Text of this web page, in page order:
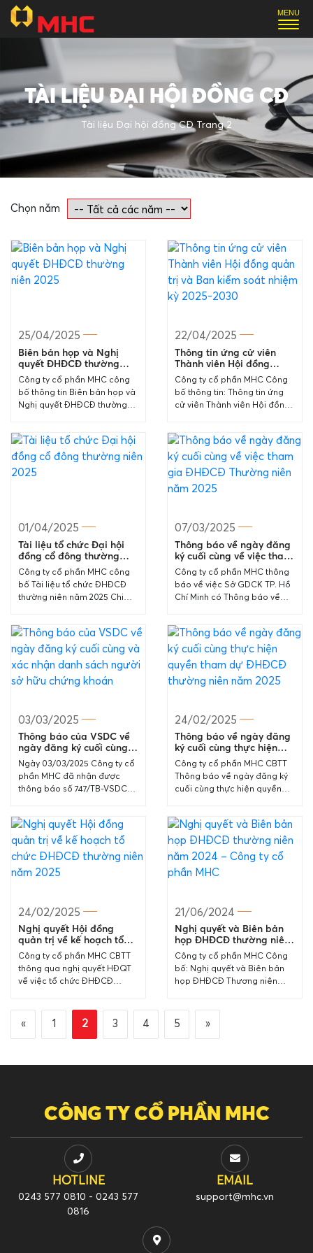
TÀI LIỆU ĐẠI HỘI ĐỒNG CĐ
Tài liệu Đại hội đồng CĐ Trang 2
Chọn năm
25/04/2025
Biên bản họp và Nghị
quyết ĐHĐCĐ thường
niên 2025
Công ty cổ phần MHC công
bố thông tin Biên bản họp và
Nghị quyết ĐHĐCĐ thường
20250425...
22/04/2025
Thông tin ứng cử viên
Thành viên Hội đồng
quản trị và Ban kiểm soát
nhiệm kỳ 2025-2030
Công ty cổ phần MHC Công
bố thông tin: Thông tin ứng
cử viên Thành viên Hội đồng
01/04/2025
Tài liệu tổ chức Đại hội
đồng cổ đông thường
niên 2025
Công ty cổ phần MHC công
bố Tài liệu tổ chức ĐHĐCĐ
thường niên năm 2025 Chi
07/03/2025
Thông báo về ngày đăng
ký cuối cùng về việc tham
gia ĐHĐCĐ Thường niên
năm 2025
Công ty cổ phần MHC thông
báo về việc Sở GDCK TP. Hồ
Chí Minh có Thông báo về
03/03/2025
Thông báo của VSDC về
ngày đăng ký cuối cùng
và xác nhận danh sách
người sở hữu chứng
khoán
Ngày 03/03/2025 Công ty cổ
phần MHC đã nhận được
thông báo số 747/TB-VSDC
xác nhận danh sách người sở
hữu chứng...
24/02/2025
Thông báo về ngày đăng
ký cuối cùng thực hiện
quyền tham dự ĐHĐCĐ
thường niên năm 2025
Công ty cổ phần MHC CBTT
Thông báo về ngày đăng ký
cuối cùng thực hiện quyền
năm 2025 Chi tiết thông báo
tại...
24/02/2025
Nghị quyết Hội đồng
quản trị về kế hoạch tổ
chức ĐHĐCĐ thường niên
năm 2025
Công ty cổ phần MHC CBTT
thông qua nghị quyết HĐQT
về việc tổ chức ĐHĐCĐ
20250224 – MHC...
21/06/2024
Nghị quyết và Biên bản
họp ĐHĐCĐ thường niên
năm 2024 – Công ty cổ
phần MHC
Công ty cổ phần MHC Công
bố: Nghị quyết và Biên bản
họp ĐHĐCĐ Thương niên
Nghi...
« 1 2 3 4 5 »
CÔNG TY CỔ PHẦN MHC
HOTLINE
0243 577 0810 - 0243 577
0816
EMAIL
support@mhc.vn